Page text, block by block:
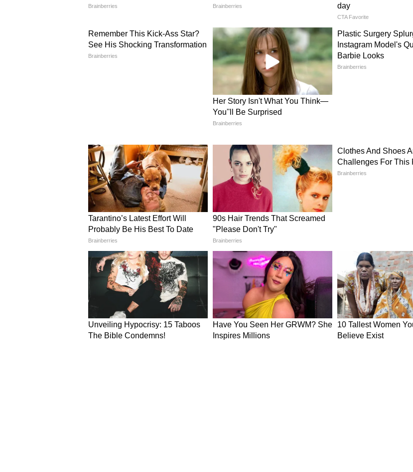
सरकार ने कहा था, "पश्चिम बंगाल की सभी महिलाओं को सभी राज्य-संचालित बसों में मुफ्त
परिवहन प्रदान किया जाएगा, जिसमें विभिन्न श्रेणियों की बसों में सभी शॉर्ट-रूट और लॉन्ग-रूट
की सार्वजनिक सेवा वाली बसें शामिल हैं।"
फ्री यात्रा के लिए बंगाल में महिलाओं को क्या करना पड़ेगा?
इसे लागू करने के लिए, राज्य सरकार लाभार्थियों के लिए एक स्मार्ट कार्ड (QR कोड वाला डिजिटल
कार्ड) पेश करेगी। नोटिफिकेशन में कहा गया है कि "प्रत्येक महिला लाभार्थी को आवेदन करने पर
एक स्मार्ट कार्ड (फोटो और नाम के साथ QR कोड वाला डिजिटल कार्ड) जारी किया जाएगा, जिसे
संबंधित BDO/SDO के पास जमा करना होगा।" (ANI)